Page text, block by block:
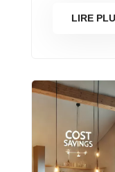
LIRE